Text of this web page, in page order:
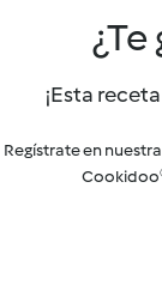
¡Esta
Regístrate en